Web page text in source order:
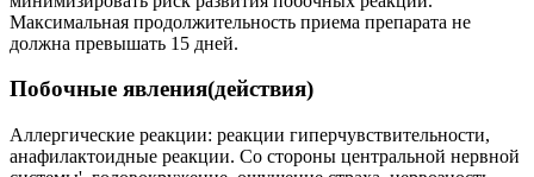
Максимальная продолжительность приема препарата не
должна превышать 15 дней.
Побочные явления(действия)
Аллергические реакции: реакции гиперчувствительности,
анафилактоидные реакции. Со стороны центральной нервной